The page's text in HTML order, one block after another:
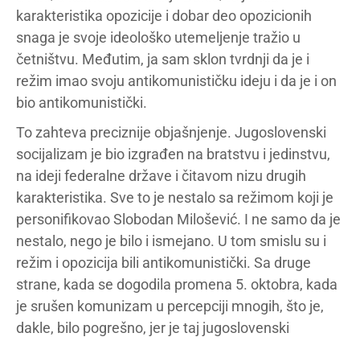
karakteristika opozicije i dobar deo opozicionih
snaga je svoje ideološko utemeljenje tražio u
četništvu. Međutim, ja sam sklon tvrdnji da je i
režim imao svoju antikomunističku ideju i da je i on
bio antikomunistički.
To zahteva preciznije objašnjenje. Jugoslovenski
socijalizam je bio izgrađen na bratstvu i jedinstvu,
na ideji federalne države i čitavom nizu drugih
karakteristika. Sve to je nestalo sa režimom koji je
personifikovao Slobodan Milošević. I ne samo da je
nestalo, nego je bilo i ismejano. U tom smislu su i
režim i opozicija bili antikomunistički. Sa druge
strane, kada se dogodila promena 5. oktobra, kada
je srušen komunizam u percepciji mnogih, što je,
dakle, bilo pogrešno, jer je taj jugoslovenski